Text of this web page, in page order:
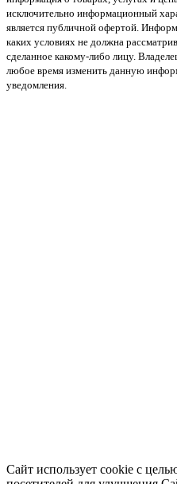
исключительно информационный
является публичной офертой.
каких условиях не должна
сделанное какому-либо лицу.
любое время изменить данную
уведомления.
Сайт использует cookie с